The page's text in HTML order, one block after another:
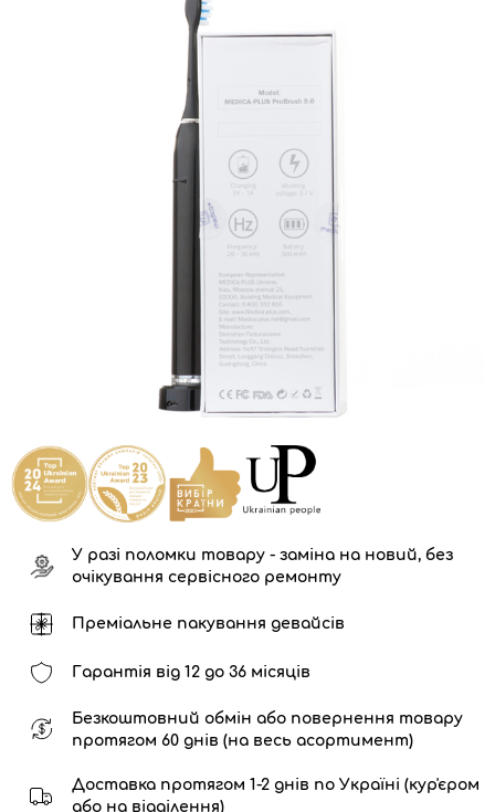
У разі поломки товару - заміна на новий, без
очікування сервісного ремонту
Преміальне пакування девайсів
Гарантія від 12 до 36 місяців
Безкоштовний обмін або повернення товару
протягом 60 днів (на весь асортимент)
Доставка протягом 1-2 днів по Україні (кур'єром
або на відділення)